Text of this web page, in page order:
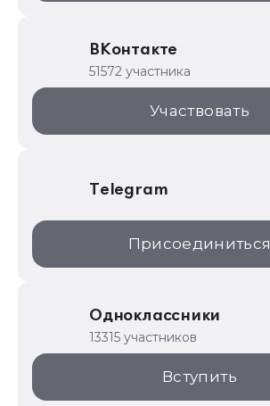
1С:Торговая площадка
ВКонтакте
51572 участника
Участвовать
Telegram
Присоединиться
Одноклассники
13315 участников
Вступить